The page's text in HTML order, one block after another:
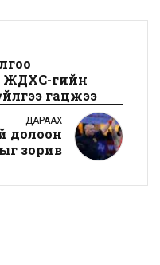
гийн
гацжээ
ДАРААХ
долоон
зорив